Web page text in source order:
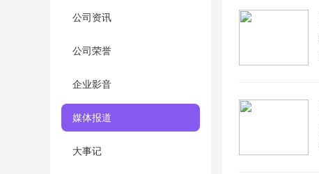
公司资讯
公司荣誉
企业影音
媒体报道
大事记